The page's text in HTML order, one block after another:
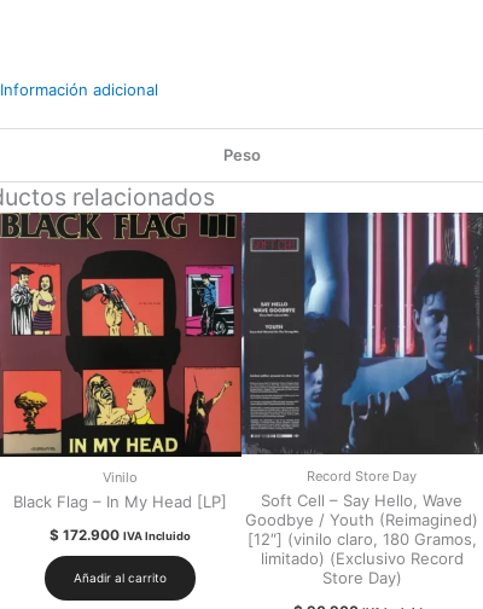
Información adicional
Peso
relacionados
Vinilo
Black Flag – In My Head [LP]
$ 172.900 IVA Incluido
Añadir al carrito
Record Store Day
Soft Cell – Say Hello, Wave
Goodbye / Youth (Reimagined)
[12″] (vinilo claro, 180 Gramos,
limitado) (Exclusivo Record
Store Day)